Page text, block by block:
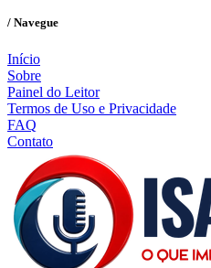
/ Navegue
Início
Sobre
Painel do Leitor
Termos de Uso e Privacidade
FAQ
Contato